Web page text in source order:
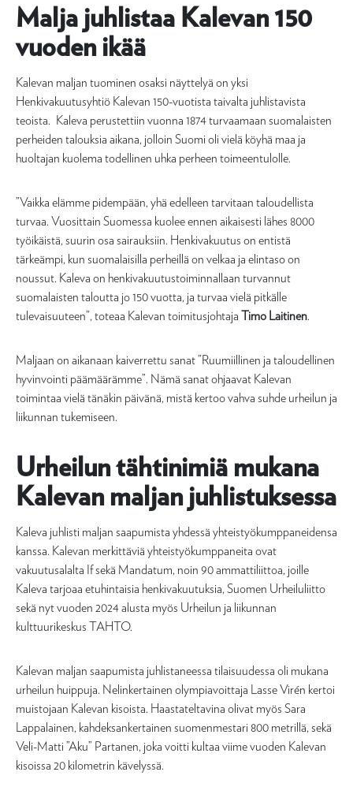
Malja juhlistaa Kalevan 150
vuoden ikää
Kalevan maljan tuominen osaksi näyttelyä on yksi
Henkivakuutusyhtiö Kalevan 150-vuotista taivalta juhlistavista
teoista. Kaleva perustettiin vuonna 1874 turvaamaan suomalaisten
perheiden talouksia aikana, jolloin Suomi oli vielä köyhä maa ja
huoltajan kuolema todellinen uhka perheen toimeentulolle.
”Vaikka elämme pidempään, yhä edelleen tarvitaan taloudellista
turvaa. Vuosittain Suomessa kuolee ennen aikaisesti lähes 8000
työikäistä, suurin osa sairauksiin. Henkivakuutus on entistä
tärkeämpi, kun suomalaisilla perheillä on velkaa ja elintaso on
noussut. Kaleva on henkivakuutustoiminnallaan turvannut
suomalaisten taloutta jo 150 vuotta, ja turvaa vielä pitkälle
tulevaisuuteen”, toteaa Kalevan toimitusjohtaja Timo Laitinen.
Maljaan on aikanaan kaiverrettu sanat ”Ruumiillinen ja taloudellinen
hyvinvointi päämäärämme”. Nämä sanat ohjaavat Kalevan
toimintaa vielä tänäkin päivänä, mistä kertoo vahva suhde urheilun ja
liikunnan tukemiseen.
Urheilun tähtinimiä mukana
Kalevan maljan juhlistuksessa
Kaleva juhlisti maljan saapumista yhdessä yhteistyökumppaneidensa
kanssa. Kalevan merkittäviä yhteistyökumppaneita ovat
vakuutusalalta If sekä Mandatum, noin 90 ammattiliittoa, joille
Kaleva tarjoaa etuhintaisia henkivakuutuksia, Suomen Urheiluliitto
sekä nyt vuoden 2024 alusta myös Urheilun ja liikunnan
kulttuurikeskus TAHTO.
Kalevan maljan saapumista juhlistaneessa tilaisuudessa oli mukana
urheilun huippuja. Nelinkertainen olympiavoittaja Lasse Virén kertoi
muistojaan Kalevan kisoista. Haastateltavina olivat myös Sara
Lappalainen, kahdeksankertainen suomenmestari 800 metrillä, sekä
Veli-Matti ”Aku” Partanen, joka voitti kultaa viime vuoden Kalevan
kisoissa 20 kilometrin kävelyssä.